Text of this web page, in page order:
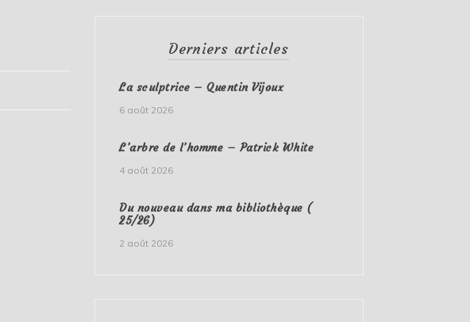
Derniers articles
La sculptrice – Quentin Vijoux
6 août 2026
L’arbre de l’homme – Patrick White
4 août 2026
Du nouveau dans ma bibliothèque (
25/26)
2 août 2026